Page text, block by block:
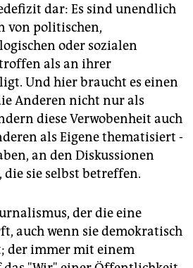
dar: Es sind unendlich
von politischen,
oder sozialen
als an ihrer
Und hier braucht es einen
Anderen nicht nur als
diese Verwobenheit auch
als Eigene thematisiert -
an den Diskussionen
sie selbst betreffen.
der die eine
auch wenn sie demokratisch
der immer mit einem